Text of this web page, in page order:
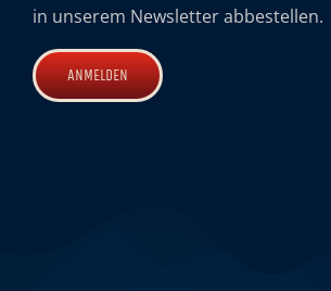
in unserem Newsletter abbestellen.